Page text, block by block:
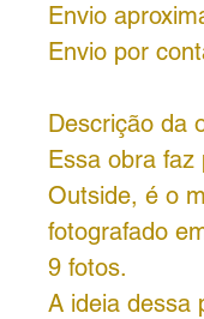
Envio
Envio por
Descrição da
Essa obra
Outside, é o
fotografado
9 fotos.
A ideia dessa